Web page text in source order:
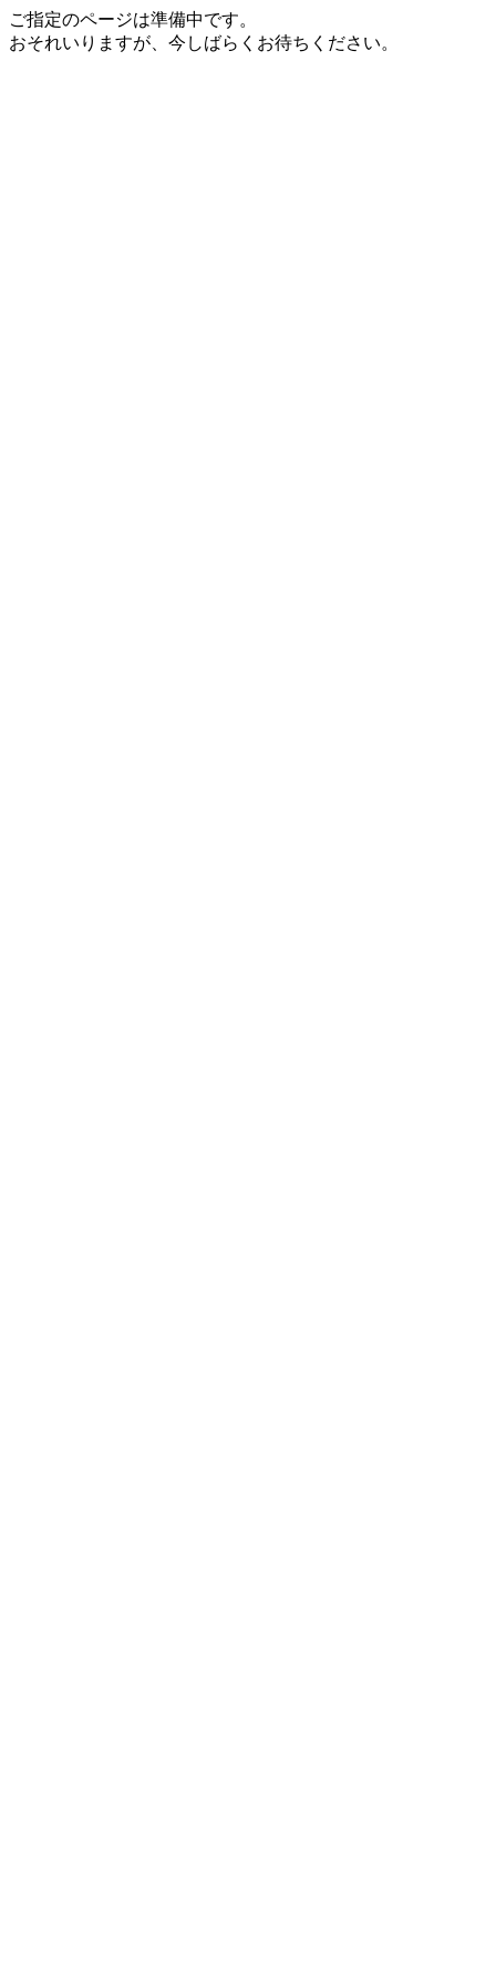
ご指定のページは準備中です。
おそれいりますが、今しばらくお待ちください。